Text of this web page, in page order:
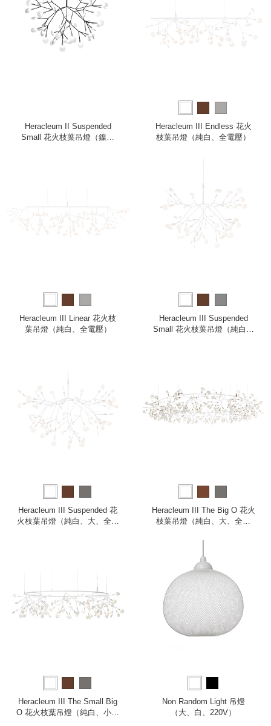
Heracleum II Suspended
Small 花火枝葉吊燈（鎳、
Heracleum III Endless 花火
枝葉吊燈（純白、全電壓）
Heracleum III Linear 花火枝
葉吊燈（純白、全電壓）
Heracleum III Suspended
Small 花火枝葉吊燈（純白、
Heracleum III Suspended 花
火枝葉吊燈（純白、大、全電
Heracleum III The Big O 花火
枝葉吊燈（純白、大、全電
Heracleum III The Small Big
O 花火枝葉吊燈（純白、小、
Non Random Light 吊燈
（大、白、220V）